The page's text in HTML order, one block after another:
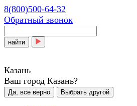
8(800)500-64-32
Обратный звонок
найти
Казань
Ваш город Казань?
Да, все верно Выбрать другой